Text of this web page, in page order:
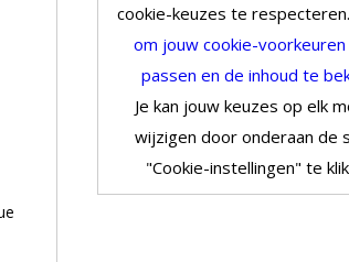
cookie-keuzes te respecteren.
om jouw cookie-voorkeuren
passen en de inhoud te
Je kan jouw keuzes op elk
wijzigen door onderaan de
"Cookie-instellingen" te